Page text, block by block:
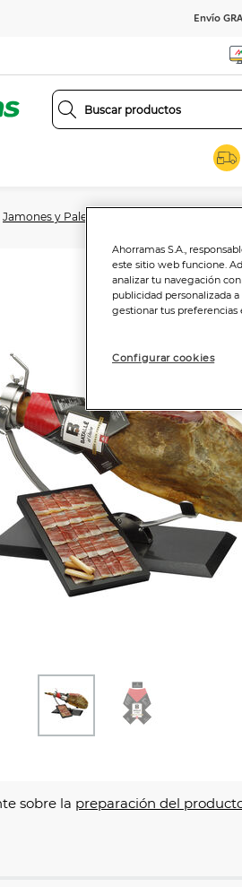
Envío
Jamones y Paletas curadas
sobre la preparación del
Ahorramas S.A.,
este sitio web funcione.
analizar tu navegación
publicidad personalizada
gestionar tus
Configurar cookies